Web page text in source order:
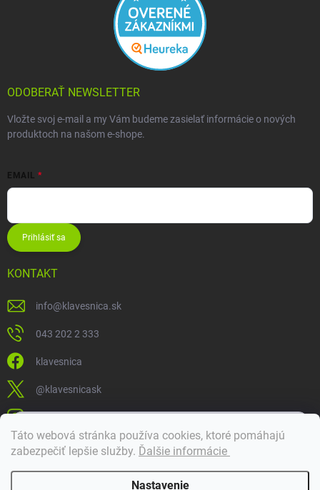
Táto webová stránka používa cookies, ktoré pomáhajú
zabezpečiť lepšie služby. Ďalšie informácie
Nastavenie
ODOBERAŤ NEWSLETTER
Vložte svoj e-mail a my Vám budeme zasielať informácie o nových
produktoch na našom e-shope.
EMAIL
Prihlásiť sa
KONTAKT
info@klavesnica.sk
043 202 2 333
klavesnica
@klavesnicask
klavesnica_sk
Doprava a platba
Dobrý deň! 👋 Pomôžem vám nájsť správny diel. Napíšte mi.